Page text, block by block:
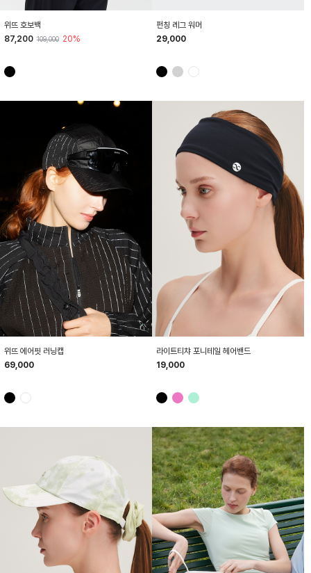
위뜨 호보백
87,200 109,000 20%
펀칭 레그 워머
29,000
위뜨 에어핏 러닝캡
69,000
라이트티챠 포니테일 헤어밴드
19,000